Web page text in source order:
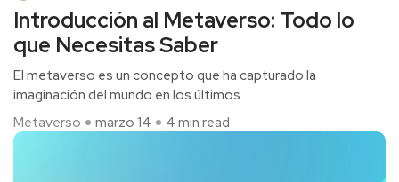
Introducción al Metaverso: Todo lo
que Necesitas Saber
El metaverso es un concepto que ha capturado la
imaginación del mundo en los últimos
Metaverso
marzo 14 4 min read